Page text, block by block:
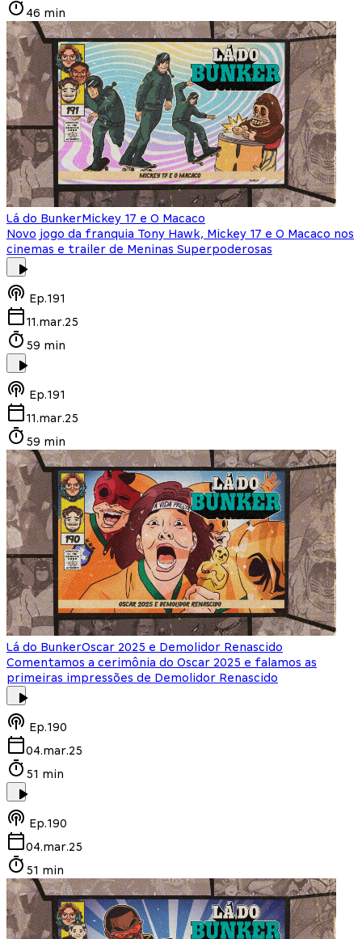
46 min
Lá do BunkerMickey 17 e O Macaco
Novo jogo da franquia Tony Hawk, Mickey 17 e O Macaco nos
cinemas e trailer de Meninas Superpoderosas
Ep.191
11.mar.25
59 min
Ep.191
11.mar.25
59 min
Lá do BunkerOscar 2025 e Demolidor Renascido
Comentamos a cerimônia do Oscar 2025 e falamos as
primeiras impressões de Demolidor Renascido
Ep.190
04.mar.25
51 min
Ep.190
04.mar.25
51 min